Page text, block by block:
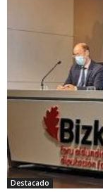
Destacado